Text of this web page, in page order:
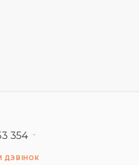
354
ДЗВІНОК